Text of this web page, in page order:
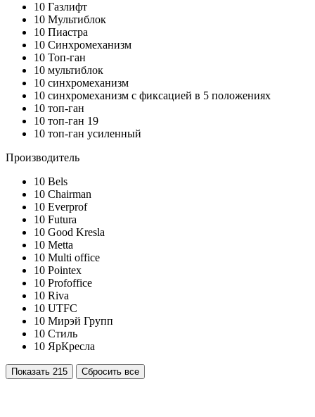
10 Газлифт
10 Мультиблок
10 Пиастра
10 Синхромеханизм
10 Топ-ган
10 мультиблок
10 синхромеханизм
10 синхромеханизм с фиксацией в 5 положениях
10 топ-ган
10 топ-ган 19
10 топ-ган усиленный
Производитель
10 Bels
10 Chairman
10 Everprof
10 Futura
10 Good Kresla
10 Metta
10 Multi office
10 Pointex
10 Profoffice
10 Riva
10 UTFC
10 Мирэй Групп
10 Стиль
10 ЯрКресла
Показать 215 Сбросить все